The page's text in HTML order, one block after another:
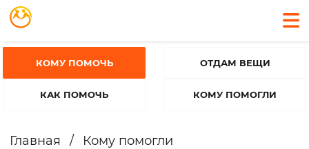
КОМУ ПОМОЧЬ
КАК ПОМОЧЬ
ОТДАМ ВЕЩИ
КОМУ ПОМОГЛИ
Главная / Кому помогли